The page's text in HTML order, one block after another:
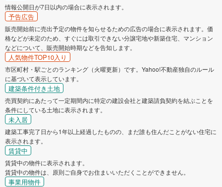
情報公開日が7日以内の場合に表示されます。
予告広告
販売開始前に売出予定の物件を知らせるための広告の場合に表示されます。価
格などが未定のため、すぐには取引できない分譲宅地や新築住宅、マンション
などについて、販売開始時期などを告知します。
人気物件TOP10入り
市区町村・駅ごとのランキング（火曜更新）です。Yahoo!不動産独自のルール
に基づいて表示しています。
建築条件付き土地
売買契約にあたって一定期間内に特定の建設会社と建築請負契約を結ぶことを
条件にしている土地に表示されます。
未入居
建築工事完了日から1年以上経過したものの、まだ誰も住んだことがない住宅に
表示されます。
賃貸中
賃貸中の物件に表示されます。
賃貸中の物件は、原則ご自身でお住まいいただくことができません。
事業用物件